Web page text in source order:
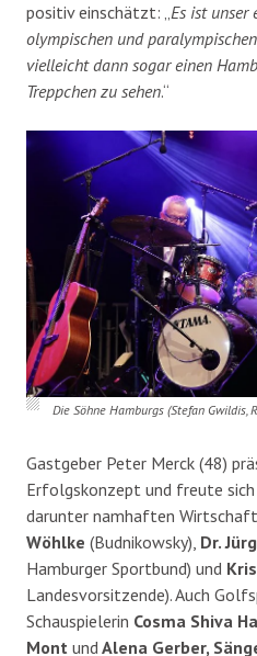
positiv einschätzt: „Es ist unser
olympischen und
vielleicht dann sogar einen
Treppchen zu sehen.“
Die Söhne Hamburgs (Stefan Gwildis,
Gastgeber Peter Merck (48)
Erfolgskonzept und freute
darunter namhaften
Wöhlke (Budnikowsky), Dr.
Hamburger Sportbund) und
Landesvorsitzende). Auch
Schauspielerin Cosma Shiva
Mont undAlena Gerber,